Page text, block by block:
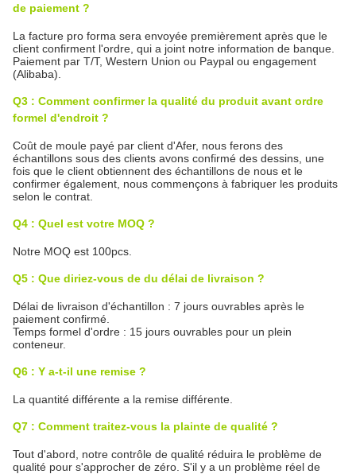
de paiement ?
La facture pro forma sera envoyée premièrement après que le
client confirment l'ordre, qui a joint notre information de banque.
Paiement par T/T, Western Union ou Paypal ou engagement
(Alibaba).
Q3 : Comment confirmer la qualité du produit avant ordre
formel d'endroit ?
Coût de moule payé par client d'Afer, nous ferons des
échantillons sous des clients avons confirmé des dessins, une
fois que le client obtiennent des échantillons de nous et le
confirmer également, nous commençons à fabriquer les produits
selon le contrat.
Q4 : Quel est votre MOQ ?
Notre MOQ est 100pcs.
Q5 : Que diriez-vous de du délai de livraison ?
Délai de livraison d'échantillon : 7 jours ouvrables après le
paiement confirmé.
Temps formel d'ordre : 15 jours ouvrables pour un plein
conteneur.
Q6 : Y a-t-il une remise ?
La quantité différente a la remise différente.
Q7 : Comment traitez-vous la plainte de qualité ?
Tout d'abord, notre contrôle de qualité réduira le problème de
qualité pour s'approcher de zéro. S'il y a un problème réel de